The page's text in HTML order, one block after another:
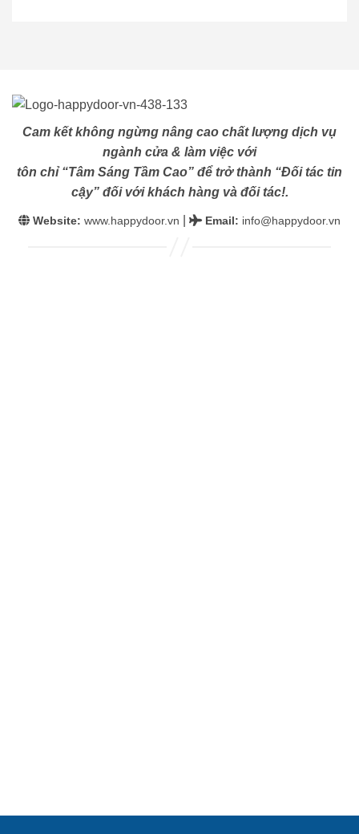
Cam kết không ngừng nâng cao chất lượng dịch vụ
ngành cửa & làm việc với
tôn chỉ “Tâm Sáng Tầm Cao” để trở thành “Đối tác tin
cậy” đối với khách hàng và đối tác!.
Website: www.happydoor.vn Email: info@happydoor.vn